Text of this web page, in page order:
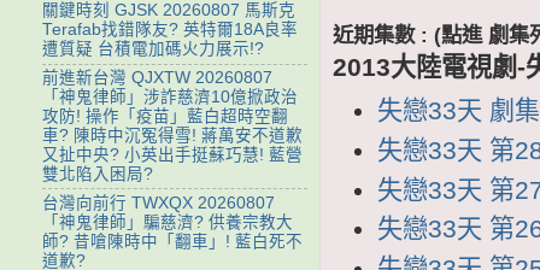
近期集數 : (點進 劇集
2013大陸電視劇-
失戀33天 劇
失戀33天 第
失戀33天 第
失戀33天 第
關鍵時刻 GJSK 20260807 馬斯克
Terafab找錯隊友? 英特爾18A良率
遭質疑 台積電加碼火力展示!?
前進新台灣 QJXTW 20260807
「神鬼律師」涉詐慈濟10億掀政治
攻防! 操作「疫苗」藍白超時空翻
車? 陳時中沉冤得雪! 蔣萬安不道歉
又扯中央? 小英出手挺蘇巧慧! 藍營
雙北陷入困局?
台灣向前行 TWXQX 20260807
「神鬼律師」騙慈濟? 供養宗教大
師? 昔嗆陳時中「翻車」! 藍白死不
道歉?